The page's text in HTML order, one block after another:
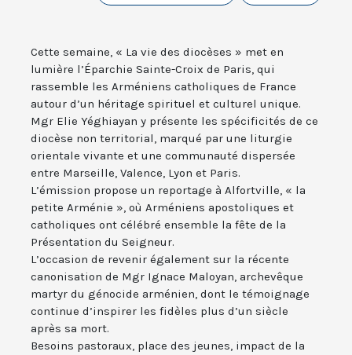
Cette semaine, « La vie des diocèses » met en
lumière l’Éparchie Sainte-Croix de Paris, qui
rassemble les Arméniens catholiques de France
autour d’un héritage spirituel et culturel unique.
Mgr Elie Yéghiayan y présente les spécificités de ce
diocèse non territorial, marqué par une liturgie
orientale vivante et une communauté dispersée
entre Marseille, Valence, Lyon et Paris.
L’émission propose un reportage à Alfortville, « la
petite Arménie », où Arméniens apostoliques et
catholiques ont célébré ensemble la fête de la
Présentation du Seigneur.
L’occasion de revenir également sur la récente
canonisation de Mgr Ignace Maloyan, archevêque
martyr du génocide arménien, dont le témoignage
continue d’inspirer les fidèles plus d’un siècle
après sa mort.
Besoins pastoraux, place des jeunes, impact de la